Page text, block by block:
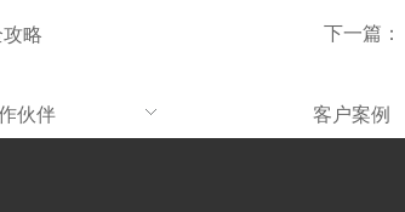
略 下一篇：
伙伴 客户案例